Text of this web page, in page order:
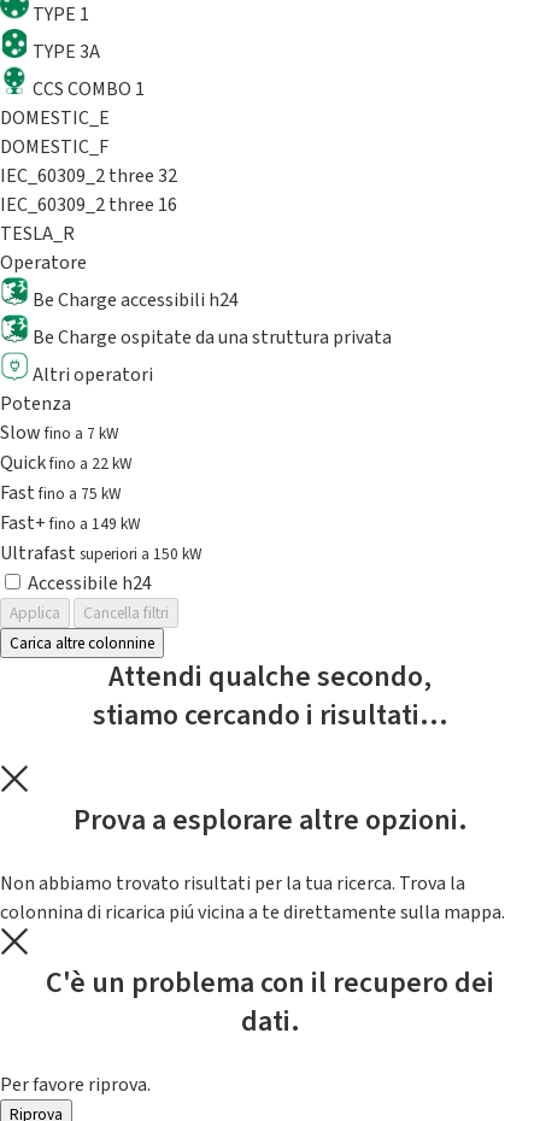
TYPE 1
TYPE 3A
CCS COMBO 1
DOMESTIC_E
DOMESTIC_F
IEC_60309_2 three 32
IEC_60309_2 three 16
TESLA_R
Operatore
Be Charge accessibili h24
Be Charge ospitate da una struttura privata
Altri operatori
Potenza
Slowfino a 7 kW
Quickfino a 22 kW
Fastfino a 75 kW
Fast+fino a 149 kW
Ultrafast superiori a 150 kW
Accessibile h24
Applica
Cancella filtri
Carica altre colonnine
Attendi qualche secondo,
stiamo cercando i risultati...
Prova a esplorare altre opzioni.
Non abbiamo trovato risultati per la tua ricerca. Trova la
colonnina di ricarica piú vicina a te direttamente sulla mappa.
C'è un problema con il recupero dei
dati.
Per favore riprova.
Riprova